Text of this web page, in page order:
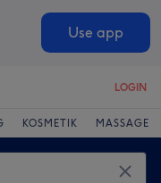
Use app
LOGIN
KOSMETIK MASSAGE